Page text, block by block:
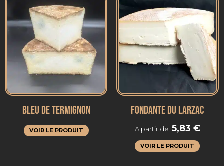
BLEU DE TERMIGNON
VOIR LE PRODUIT
FONDANTE DU LARZAC
A partir de 5,83 €
VOIR LE PRODUIT